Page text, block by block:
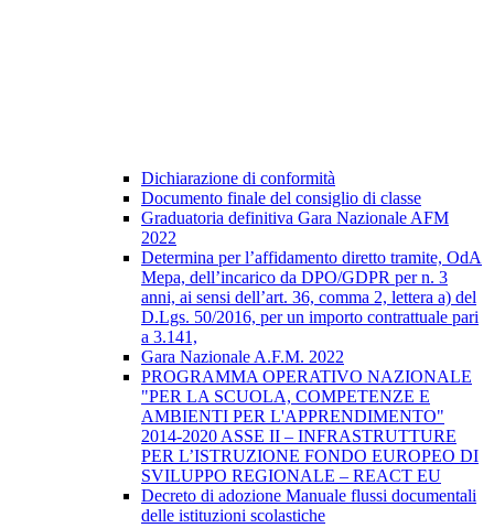
Dichiarazione di conformità
Documento finale del consiglio di classe
Graduatoria definitiva Gara Nazionale AFM
2022
Determina per l’affidamento diretto tramite, OdA
Mepa, dell’incarico da DPO/GDPR per n. 3
anni, ai sensi dell’art. 36, comma 2, lettera a) del
D.Lgs. 50/2016, per un importo contrattuale pari
a 3.141,
Gara Nazionale A.F.M. 2022
PROGRAMMA OPERATIVO NAZIONALE
"PER LA SCUOLA, COMPETENZE E
AMBIENTI PER L'APPRENDIMENTO"
2014-2020 ASSE II – INFRASTRUTTURE
PER L’ISTRUZIONE FONDO EUROPEO DI
SVILUPPO REGIONALE – REACT EU
Decreto di adozione Manuale flussi documentali
delle istituzioni scolastiche